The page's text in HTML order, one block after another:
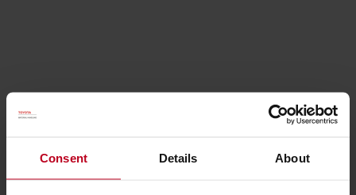
Consent Details About
Campagne 2023-2025 : Un travail sûr et sain à l’ère
numérique
l’ère numérique
– vise à sensibiliser à l’impact des
nouvelles technologies numériques sur les lieux de